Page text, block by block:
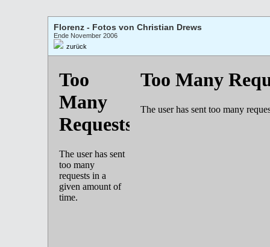
Florenz - Fotos von Christian Drews
Ende November 2006
zurück